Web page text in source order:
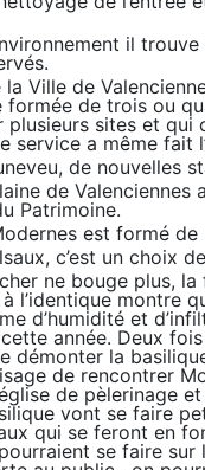
il
Ville de
de trois ou
sites et
service a même fait
de nouvelles
de
Patrimoine.
est formé
c’est un choix
ne bouge plus,
l’identique montre
d’humidité et
année. Deux
démonter la
de rencontrer
de pèlerinage
vont se faire
qui se feront en
se faire